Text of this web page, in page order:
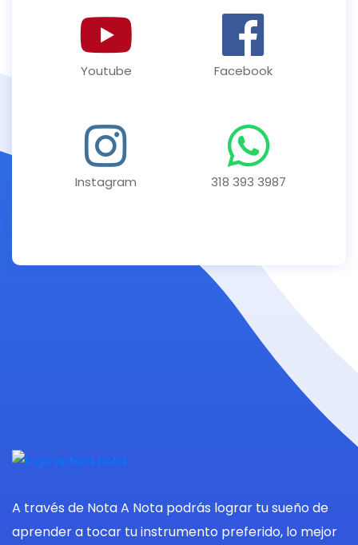
Youtube Facebook
Instagram 318 393 3987
A través de Nota A Nota podrás lograr tu sueño de
aprender a tocar tu instrumento preferido, lo mejor